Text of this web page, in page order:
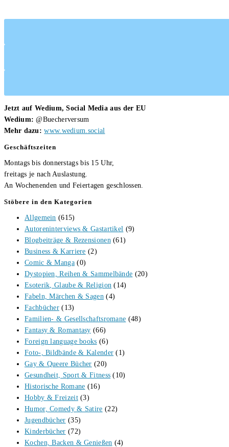
Jetzt auf Wedium, Social Media aus der EU
Wedium: @Buecherversum
Mehr dazu: www.wedium.social
Geschäftszeiten
Montags bis donnerstags bis 15 Uhr,
freitags je nach Auslastung.
An Wochenenden und Feiertagen geschlossen.
Stöbere in den Kategorien
Allgemein (615)
Autoreninterviews & Gastartikel (9)
Blogbeiträge & Rezensionen (61)
Business & Karriere (2)
Comic & Manga (0)
Dystopien, Reihen & Sammelbände (20)
Esoterik, Glaube & Religion (14)
Fabeln, Märchen & Sagen (4)
Fachbücher (13)
Familien- & Gesellschaftsromane (48)
Fantasy & Romantasy (66)
Foreign language books (6)
Foto-, Bildbände & Kalender (1)
Gay & Queere Bücher (20)
Gesundheit, Sport & Fitness (10)
Historische Romane (16)
Hobby & Freizeit (3)
Humor, Comedy & Satire (22)
Jugendbücher (35)
Kinderbücher (72)
Kochen, Backen & Genießen (4)